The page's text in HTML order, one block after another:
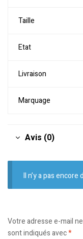
Taille
Etat
Livraison
Marquage
Avis (0)
Il n’y a pas encore
Votre adresse e-mail
sont indiqués avec*